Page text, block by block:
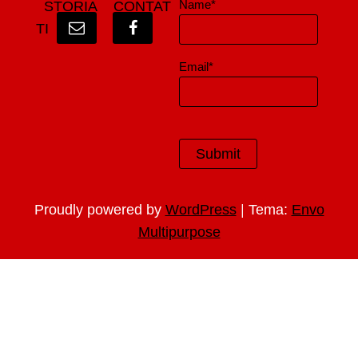
STORIA
CONTAT
TI
Name*
Email*
Proudly powered by WordPress | Tema: Envo
Multipurpose